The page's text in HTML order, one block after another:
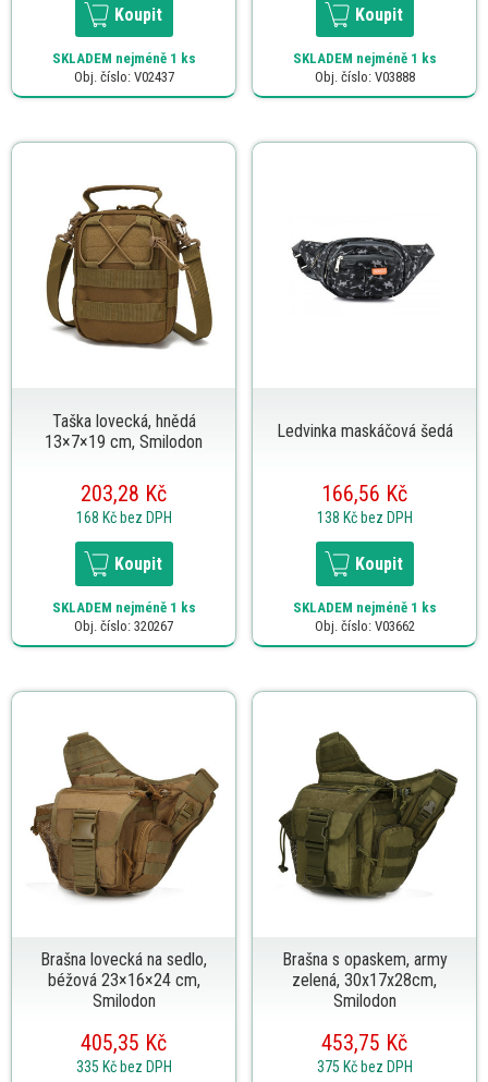
Koupit
SKLADEM nejméně 1 ks
Obj. číslo: V02437
Koupit
SKLADEM nejméně 1 ks
Obj. číslo: V03888
Taška lovecká, hnědá
13×7×19 cm, Smilodon
203,28 Kč
168 Kč bez DPH
Koupit
SKLADEM nejméně 1 ks
Obj. číslo: 320267
Ledvinka maskáčová šedá
166,56 Kč
138 Kč bez DPH
Koupit
SKLADEM nejméně 1 ks
Obj. číslo: V03662
Brašna lovecká na sedlo,
béžová 23×16×24 cm,
Smilodon
405,35 Kč
335 Kč bez DPH
Brašna s opaskem, army
zelená, 30x17x28cm,
Smilodon
453,75 Kč
375 Kč bez DPH